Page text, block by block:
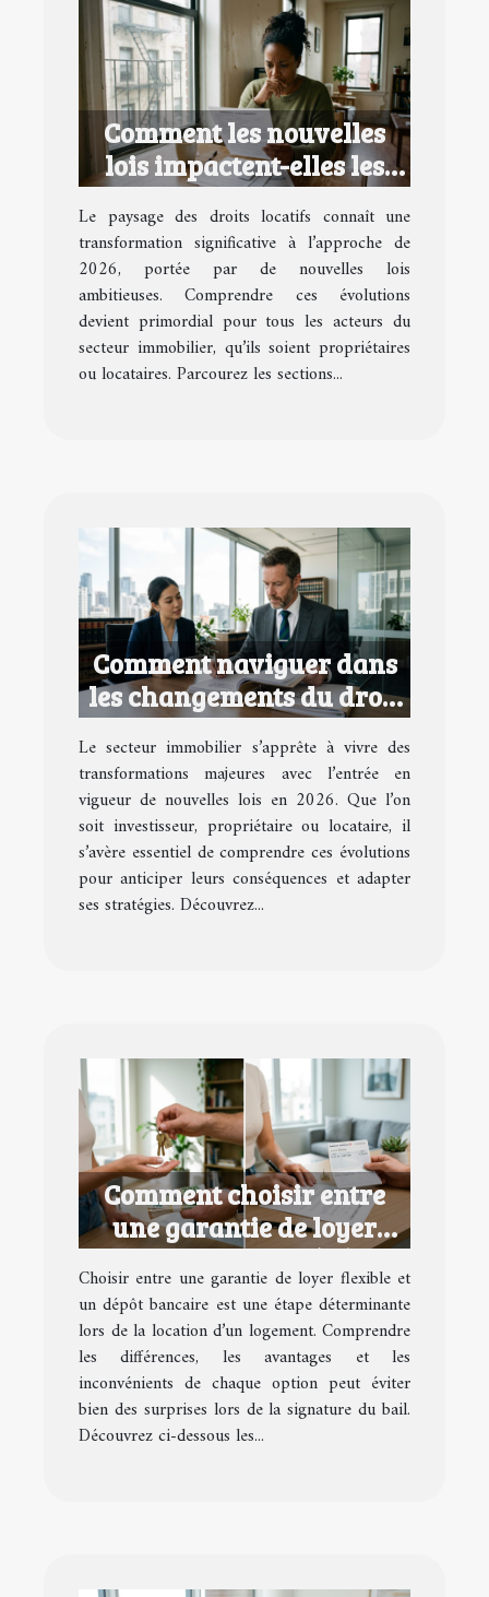
Comment les nouvelles
lois impactent-elles les
droits locatifs en 2026 ?
Le paysage des droits locatifs connaît une
transformation significative à l’approche de
2026, portée par de nouvelles lois
ambitieuses. Comprendre ces évolutions
devient primordial pour tous les acteurs du
secteur immobilier, qu’ils soient propriétaires
ou locataires. Parcourez les sections...
Comment naviguer dans
les changements du droit
immobilier en 2026 ?
Le secteur immobilier s’apprête à vivre des
transformations majeures avec l’entrée en
vigueur de nouvelles lois en 2026. Que l’on
soit investisseur, propriétaire ou locataire, il
s’avère essentiel de comprendre ces évolutions
pour anticiper leurs conséquences et adapter
ses stratégies. Découvrez...
Comment choisir entre
une garantie de loyer
flexible et un dépôt
bancaire ?
Choisir entre une garantie de loyer flexible et
un dépôt bancaire est une étape déterminante
lors de la location d’un logement. Comprendre
les différences, les avantages et les
inconvénients de chaque option peut éviter
bien des surprises lors de la signature du bail.
Découvrez ci-dessous les...